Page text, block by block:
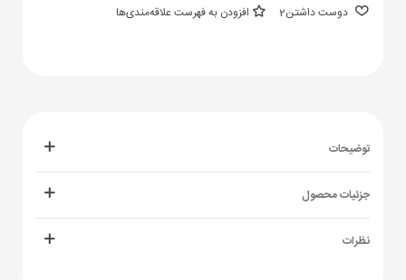
دوست داشتن2 افزودن به فهرست علاقه‌مندی‌ها
توضیحات
جزئیات محصول
نظرات